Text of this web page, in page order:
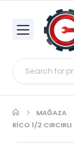
MAĞAZA
RICO 1/2